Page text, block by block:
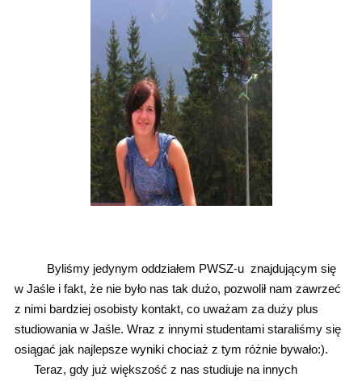
Byliśmy jedynym oddziałem PWSZ-u znajdującym się
w Jaśle i fakt, że nie było nas tak dużo, pozwolił nam zawrzeć
z nimi bardziej osobisty kontakt, co uważam za duży plus
studiowania w Jaśle. Wraz z innymi studentami staraliśmy się
osiągać jak najlepsze wyniki chociaż z tym różnie bywało:).
Teraz, gdy już większość z nas studiuje na innych